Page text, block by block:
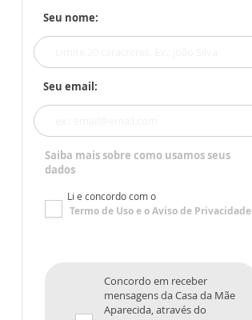
Seu nome:
Seu email:
Saiba mais sobre como usamos seus
dados
Li e concordo com o
Termo de Usoe oAviso de Privacidade
Concordo em receber
mensagens da Casa da Mãe
Aparecida, através do